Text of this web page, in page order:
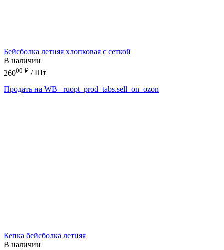
Бейсболка летняя хлопковая с сеткой
В наличии
26000 ₽ / Шт
Продать на WB
_ruopt_prod_tabs.sell_on_ozon
Кепка бейсболка летняя
В наличии